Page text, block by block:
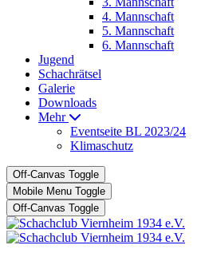
4. Mannschaft
5. Mannschaft
6. Mannschaft
Jugend
Schachrätsel
Galerie
Downloads
Mehr
Eventseite BL 2023/24
Klimaschutz
Off-Canvas Toggle
Mobile Menu Toggle
Off-Canvas Toggle